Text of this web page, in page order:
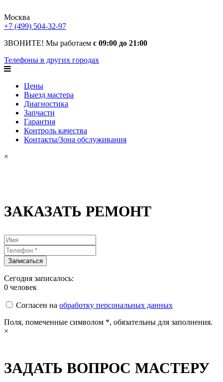
Москва
+7 (499) 504-32-97
ЗВОНИТЕ! Мы работаем с 09:00 до 21:00
Телефоны в других городах
Цены
Выезд мастера
Диагностика
Запчасти
Гарантия
Контроль качества
Контакты/Зона обслуживания
×
ЗАКАЗАТЬ РЕМОНТ
Сегодня записалось:
0 человек
Согласен на обработку персональных данных
Поля, помеченные символом *, обязательны для заполнения.
×
ЗАДАТЬ ВОПРОС МАСТЕРУ